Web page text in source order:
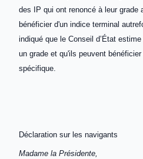
des IP qui ont renoncé à leur grade
bénéficier d'un indice terminal
indiqué que le Conseil d’État
un grade et qu'ils peuvent
spécifique.
Déclaration sur les navigants
Madame la Présidente,